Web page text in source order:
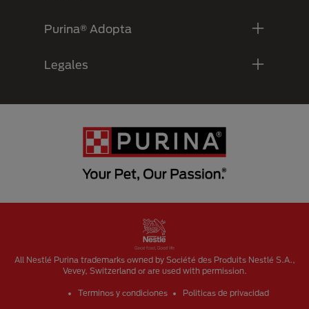
Purina® Adopta
Legales
All Nestlé Purina trademarks owned by Société des Produits Nestlé S.A.,
Vevey, Switzerland or are used with permission.
Terminos y condiciones Politicas de privacidad